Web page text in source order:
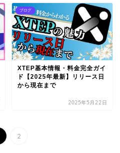
ブログ
XTEP基本情報・料金完全ガイ
ド【2025年最新】リリース日
から現在まで
2025年5月22日
2